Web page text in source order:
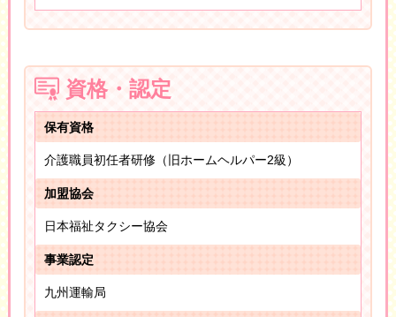
資格・認定
保有資格
介護職員初任者研修（旧ホームヘルパー2級）
加盟協会
日本福祉タクシー協会
事業認定
九州運輸局